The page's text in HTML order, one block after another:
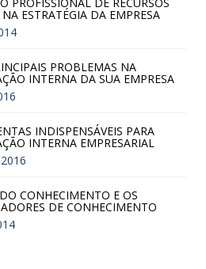
PROFISSIONAL DE RECURSOS
ESTRATÉGIA DA EMPRESA
PROBLEMAS NA
INTERNA DA SUA EMPRESA
INDISPENSÁVEIS PARA
INTERNA EMPRESARIAL
CONHECIMENTO E OS
DE CONHECIMENTO